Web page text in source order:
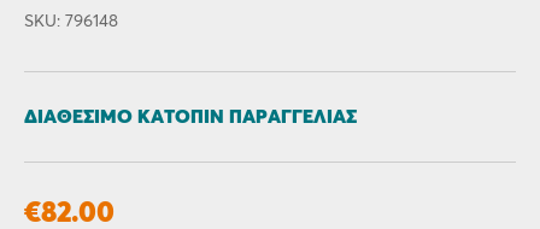
SKU: 796148
ΔΙΑΘΈΣΙΜΟ ΚΑΤΌΠΙΝ ΠΑΡΑΓΓΕΛΊΑΣ
€82.00